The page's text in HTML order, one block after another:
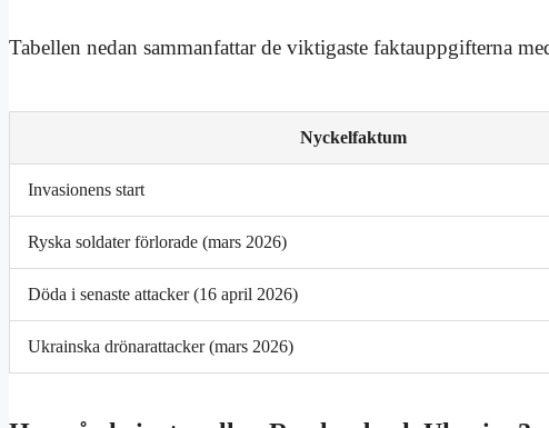
Tabellen nedan sammanfattar de viktigaste faktauppgifterna
Nyckelfaktum
Invasionens start
Ryska soldater förlorade (mars 2026)
Döda i senaste attacker (16 april 2026)
Ukrainska drönarattacker (mars 2026)